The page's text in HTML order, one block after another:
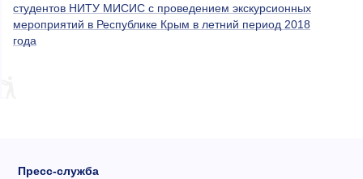
студентов НИТУ МИСИС с проведением экскурсионных
мероприятий в Республике Крым в летний период 2018
года
Пресс-служба